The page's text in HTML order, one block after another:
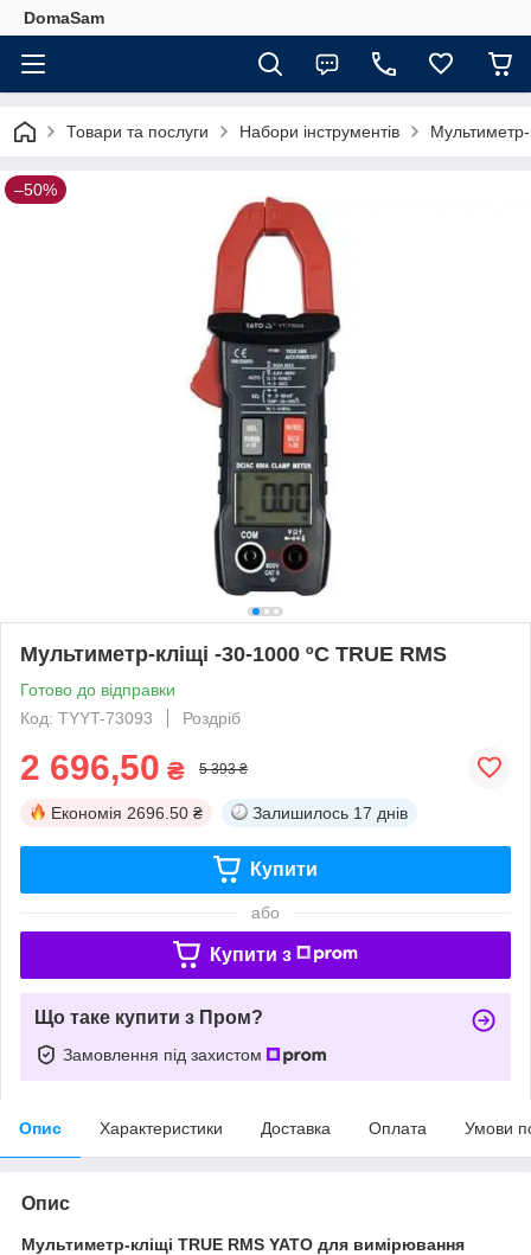
DomaSam
Товари та послуги Набори інструментів
–50%
Мультиметр-кліщі -30-1000 ºC TRUE RMS
Готово до відправки
Код: TYYT-73093
Роздріб
2 696,50 ₴ 5 393 ₴
Економія 2696.50 ₴ Залишилось 17 днів
Купити
або
Купити з
Що таке купити з Пром?
Замовлення під захистом
Опис Характеристики Доставка Оплата Умови
Опис
Мультиметр-кліщі TRUE RMS YATO для вимірювання